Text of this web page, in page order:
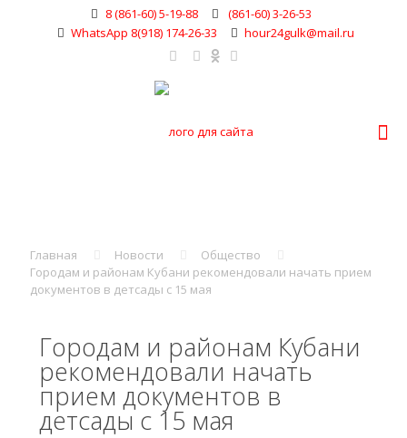
8 (861-60) 5-19-88
(861-60) 3-26-53
WhatsApp 8(918) 174-26-33
hour24gulk@mail.ru
Главная Новости
Общество
Городам и районам Кубани рекомендовали начать прием
документов в детсады с 15 мая
Городам и районам Кубани
рекомендовали начать
прием документов в
детсады с 15 мая